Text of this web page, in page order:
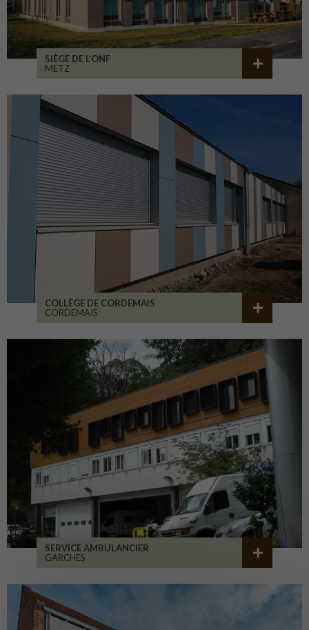
SIÈGE DE L’ONF
METZ
COLLÈGE DE CORDEMAIS
CORDEMAIS
SERVICE AMBULANCIER
GARCHES